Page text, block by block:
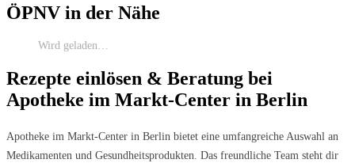
ÖPNV in der Nähe
Wird geladen…
Rezepte einlösen & Beratung bei
Apotheke im Markt-Center in Berlin
Apotheke im Markt-Center in Berlin bietet eine umfangreiche Auswahl an
Medikamenten und Gesundheitsprodukten. Das freundliche Team steht dir